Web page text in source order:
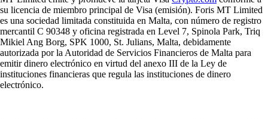
su licencia de miembro principal de Visa (emisión). Foris MT Limited
es una sociedad limitada constituida en Malta, con número de registro
mercantil C 90348 y oficina registrada en Level 7, Spinola Park, Triq
Mikiel Ang Borg, SPK 1000, St. Julians, Malta, debidamente
autorizada por la Autoridad de Servicios Financieros de Malta para
emitir dinero electrónico en virtud del anexo III de la Ley de
instituciones financieras que regula las instituciones de dinero
electrónico.